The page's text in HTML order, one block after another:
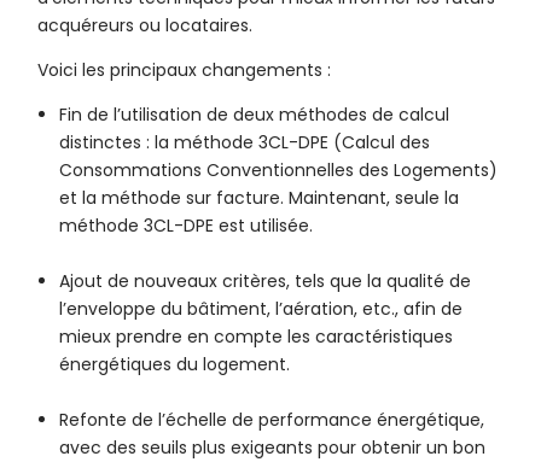
acquéreurs ou locataires.
Voici les principaux changements :
Fin de l’utilisation de deux méthodes de calcul
distinctes : la méthode 3CL-DPE (Calcul des
Consommations Conventionnelles des Logements)
et la méthode sur facture. Maintenant, seule la
méthode 3CL-DPE est utilisée.
Ajout de nouveaux critères, tels que la qualité de
l’enveloppe du bâtiment, l’aération, etc., afin de
mieux prendre en compte les caractéristiques
énergétiques du logement.
Refonte de l’échelle de performance énergétique,
avec des seuils plus exigeants pour obtenir un bon